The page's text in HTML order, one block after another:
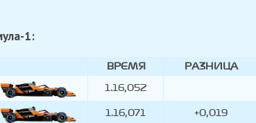
1:
ВРЕМЯ РАЗНИЦА
1.16,052
1.16,071 +0,019